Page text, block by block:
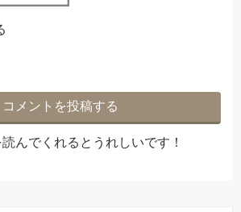
読んでくれるとうれしいです！